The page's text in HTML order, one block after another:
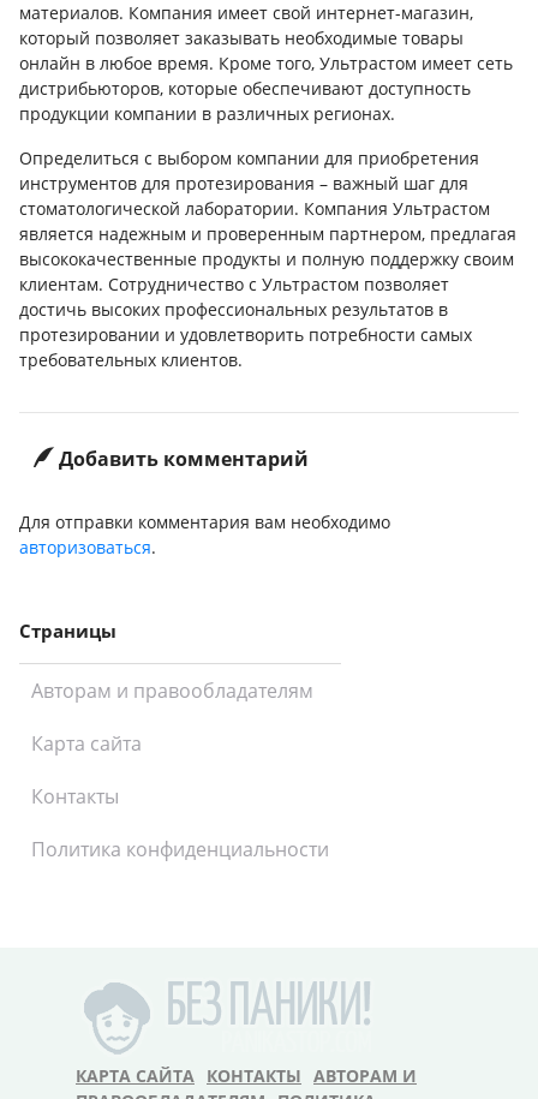
материалов. Компания имеет свой интернет-магазин,
который позволяет заказывать необходимые товары
онлайн в любое время. Кроме того, Ультрастом имеет сеть
дистрибьюторов, которые обеспечивают доступность
продукции компании в различных регионах.
Определиться с выбором компании для приобретения
инструментов для протезирования – важный шаг для
стоматологической лаборатории. Компания Ультрастом
является надежным и проверенным партнером, предлагая
высококачественные продукты и полную поддержку своим
клиентам. Сотрудничество с Ультрастом позволяет
достичь высоких профессиональных результатов в
протезировании и удовлетворить потребности самых
требовательных клиентов.
Добавить комментарий
Для отправки комментария вам необходимо
авторизоваться.
Страницы
Авторам и правообладателям
Карта сайта
Контакты
Политика конфиденциальности
КАРТА САЙТА КОНТАКТЫ АВТОРАМ И